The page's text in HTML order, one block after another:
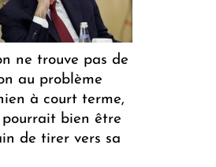
ne trouve pas de
au problème
à court terme,
pourrait bien être
de tirer vers sa